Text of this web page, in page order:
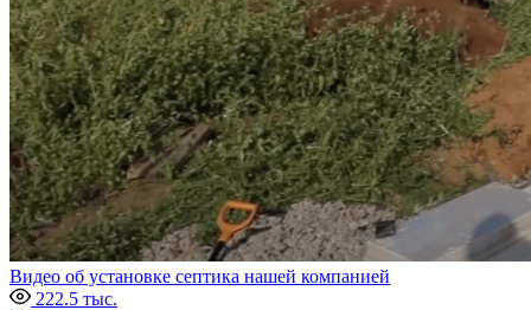
Видео об установке септика нашей компанией
222.5 тыс.